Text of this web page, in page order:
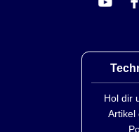
erhalten, können Sie
Abmessungen: mm (in)
Hol dir
Artikel